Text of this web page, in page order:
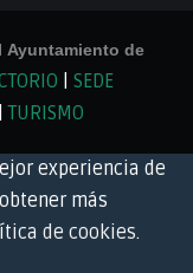
Ayuntamiento de
SEDE
|TURISMO
experiencia de
más
de cookies.